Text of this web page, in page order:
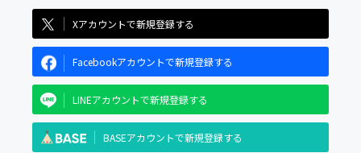
Xアカウントで新規登録する
Facebookアカウントで新規登録する
LINEアカウントで新規登録する
BASEアカウントで新規登録する